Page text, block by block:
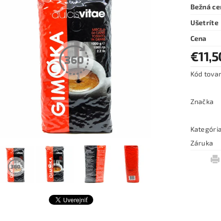
Bežná
Ušetríte
Cena
Kód
Značka
Záruka